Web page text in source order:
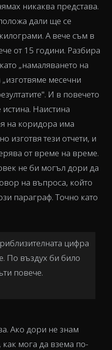
никаква представа.
дали ще се
А вече съм в
от 15 години. Разбира
„намаляването на
„изготвяме месечни
И в повечето
Наистина
на коридора има
изготвя тези отчети, и
от време на време.
не би могъл дори да
на въпроса, който
параграф. Точно като
цифра
По въздух би било
повече.
Ако дори не знам
мога да взема по-